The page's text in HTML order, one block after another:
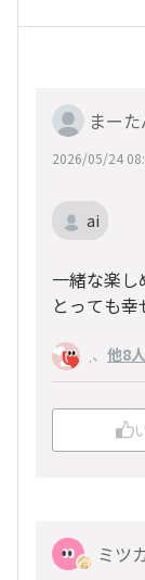
まー
2026/05/24
ai
一緒な楽
とっても
.、 他8人
ミツ